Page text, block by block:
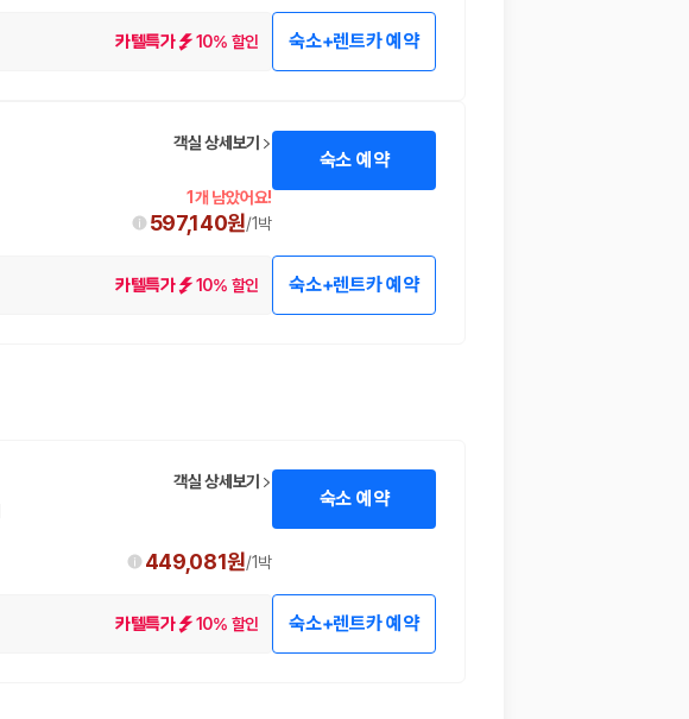
카텔특가 10% 할인 숙소+렌트카 예약
객실 상세보기
1개 남았어요!
597,140원/1박
숙소 예약
카텔특가 10% 할인 숙소+렌트카 예약
객실 상세보기
449,081원/1박
숙소 예약
카텔특가 10% 할인 숙소+렌트카 예약